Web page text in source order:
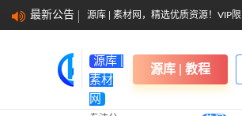
最新公告 源库 | 素材网，精选优质资源！VIP限
源库 |
素材
网
源库 | 教程